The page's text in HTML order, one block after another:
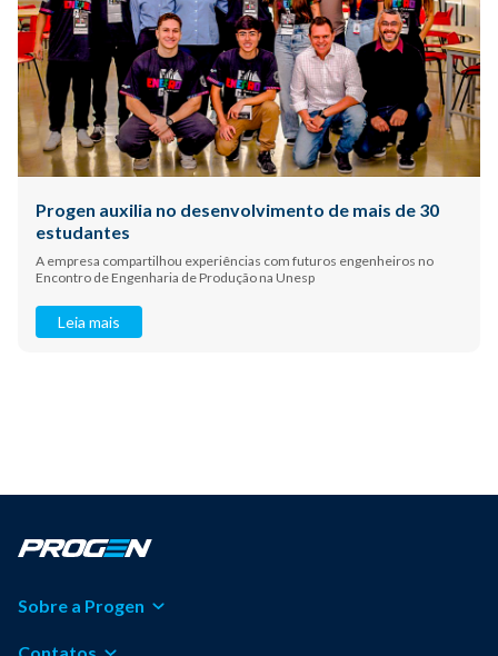
Progen auxilia no desenvolvimento de mais de 30
estudantes
A empresa compartilhou experiências com futuros engenheiros no
Encontro de Engenharia de Produção na Unesp
Leia mais
Sobre a Progen